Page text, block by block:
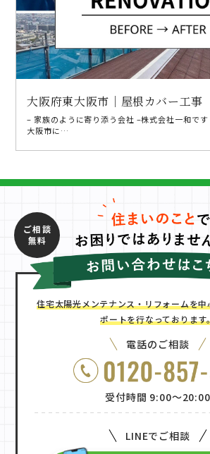
大阪府東大阪市｜屋根カバー工事
– 家族のように寄り添う会社 –株式会社一和で
大阪市に…
住宅太陽光メンテナンス・リフォームを
ポートを行なっております
電話のご相談
受付時間 9:00〜20:00
LINEでご相談
ご相談
無料